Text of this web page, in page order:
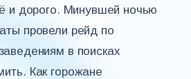
и дорого. Минувшей ночью
провели рейд по
в поисках
Как горожане